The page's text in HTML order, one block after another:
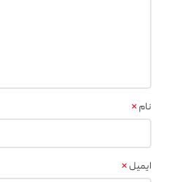
نام *
ایمیل *